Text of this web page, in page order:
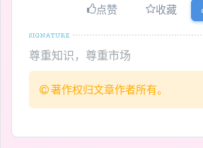
点赞 收藏
尊重知识，尊重市场
著作权归文章作者所有。